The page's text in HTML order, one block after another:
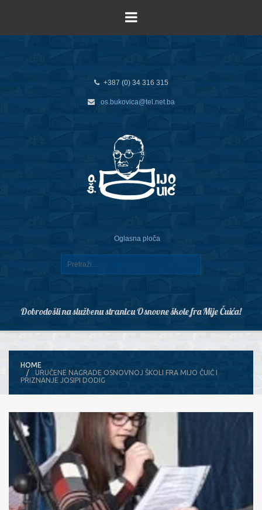
+387 (0) 34 316 315
os.bukovica@tel.net.ba
Oglasna ploča
Dobrodošli na službenu stranicu Osnovne škole fra Mije Čuića!
HOME
URUČENE NAGRADE OSNOVNOJ ŠKOLI FRA MIJO ČUIĆ I
PRIZNANJE JOSIPI DODIG